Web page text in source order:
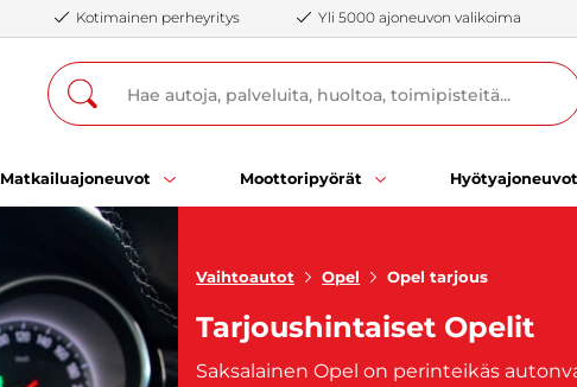
Kotimainen perheyritys Yli 5000 ajoneuvon valikoima
Matkailuajoneuvot Moottoripyörät Hyötyajoneuvot
Vaihtoautot Opel Opel tarjous
Tarjoushintaiset Opelit
Saksalainen Opel on perinteikäs